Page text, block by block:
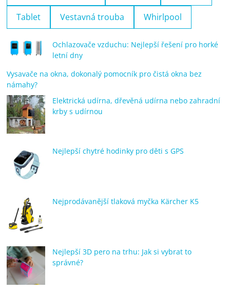
Tablet Vestavná trouba Whirlpool
Ochlazovače vzduchu: Nejlepší řešení pro horké
letní dny
Vysavače na okna, dokonalý pomocník pro čistá okna bez
námahy?
Elektrická udírna, dřevěná udírna nebo zahradní
krby s udírnou
Nejlepší chytré hodinky pro děti s GPS
Nejprodávanější tlaková myčka Kärcher K5
Nejlepší 3D pero na trhu: Jak si vybrat to
správné?